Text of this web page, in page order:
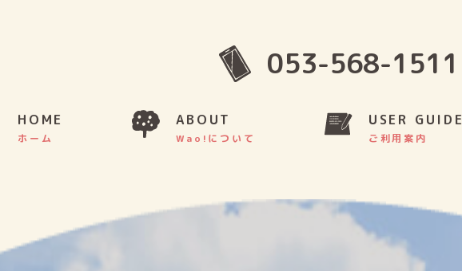
HOME
ホーム
ABOUT
Wao!について
USER GUIDE
ご利用案内
053-568-1511